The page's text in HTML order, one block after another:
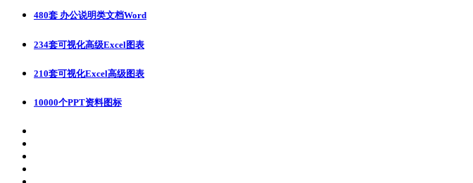
480套 办公说明类文档Word
234套可视化高级Excel图表
210套可视化Excel高级图表
10000个PPT资料图标